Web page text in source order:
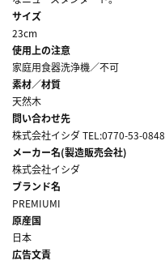
サイズ
23cm
使用上の注意
家庭用食器洗浄機／不可
素材／材質
天然木
問い合わせ先
株式会社イシダ TEL:0770-53-0848
メーカー名(製造販売会社)
株式会社イシダ
ブランド名
PREMIUMI
原産国
日本
広告文責